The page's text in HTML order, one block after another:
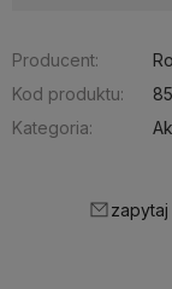
Producent:
Kod produktu:
Kategoria: